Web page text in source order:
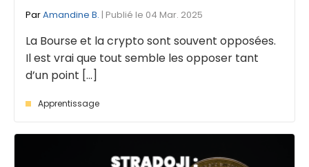
ParAmandine B. | Publié le 04 Mar. 2025
La Bourse et la crypto sont souvent opposées.
Il est vrai que tout semble les opposer tant
d’un point [...]
Apprentissage